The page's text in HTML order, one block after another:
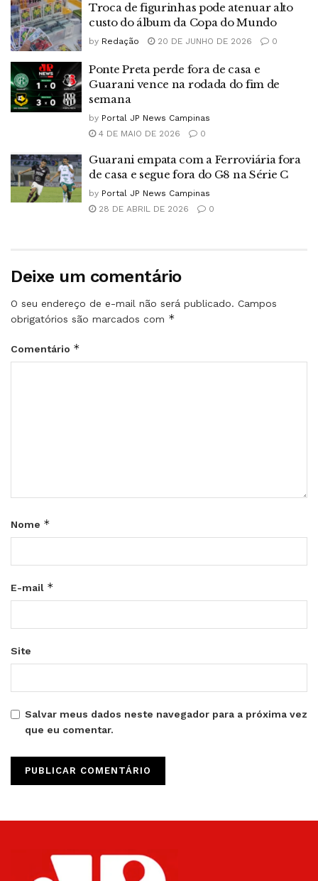
Troca de figurinhas pode atenuar alto
custo do álbum da Copa do Mundo
by Redação 20 DE JUNHO DE 2026 0
Ponte Preta perde fora de casa e
Guarani vence na rodada do fim de
semana
by Portal JP News Campinas
4 DE MAIO DE 2026
0
Guarani empata com a Ferroviária fora
de casa e segue fora do G8 na Série C
by Portal JP News Campinas
28 DE ABRIL DE 2026
0
Deixe um comentário
O seu endereço de e-mail não será publicado. Campos
obrigatórios são marcados com *
Comentário *
Nome *
E-mail *
Site
Salvar meus dados neste navegador para a próxima vez
que eu comentar.